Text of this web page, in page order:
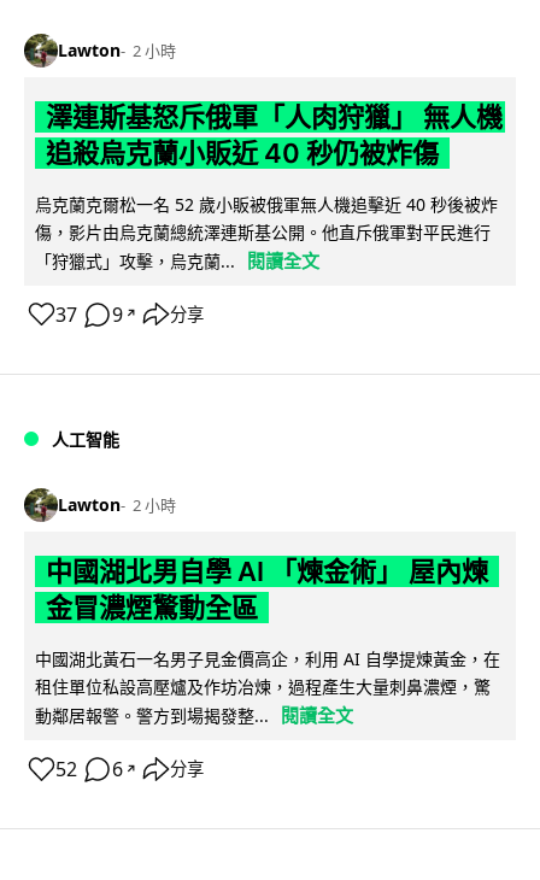
Lawton 2 小時
澤連斯基怒斥俄軍「人肉狩獵」 無人機
追殺烏克蘭小販近 40 秒仍被炸傷
烏克蘭克爾松一名 52 歲小販被俄軍無人機追擊近 40 秒後被炸
傷，影片由烏克蘭總統澤連斯基公開。他直斥俄軍對平民進行
「狩獵式」攻擊，烏克蘭...
閱讀全文
37 9 ↗ 分享
人工智能
Lawton 2 小時
中國湖北男自學 AI 「煉金術」 屋內煉
金冒濃煙驚動全區
中國湖北黃石一名男子見金價高企，利用 AI 自學提煉黃金，在
租住單位私設高壓爐及作坊冶煉，過程產生大量刺鼻濃煙，驚
動鄰居報警。警方到場揭發整...
閱讀全文
52 6 ↗ 分享